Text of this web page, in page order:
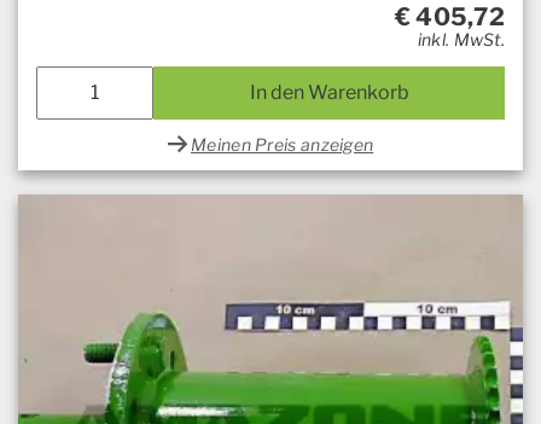
€405,72
inkl. MwSt.
In den Warenkorb
Meinen Preis anzeigen